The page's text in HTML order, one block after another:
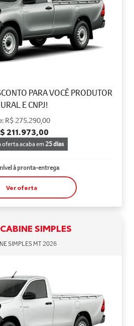
PARA VOCÊ PRODUTOR
E CNPJ!
R$ 275.290,00
211.973,00
oferta acaba em25 dias
à pronta-entrega
Ver oferta
SIMPLES
SIMPLES MT 2026